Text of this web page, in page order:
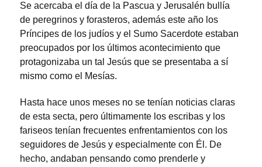
Se acercaba el día de la Pascua y Jerusalén bullía
de peregrinos y forasteros, además este año los
Príncipes de los judíos y el Sumo Sacerdote estaban
preocupados por los últimos acontecimiento que
protagonizaba un tal Jesús que se presentaba a sí
mismo como el Mesías.
Hasta hace unos meses no se tenían noticias claras
de esta secta, pero últimamente los escribas y los
fariseos tenían frecuentes enfrentamientos con los
seguidores de Jesús y especialmente con Él. De
hecho, andaban pensando como prenderle y